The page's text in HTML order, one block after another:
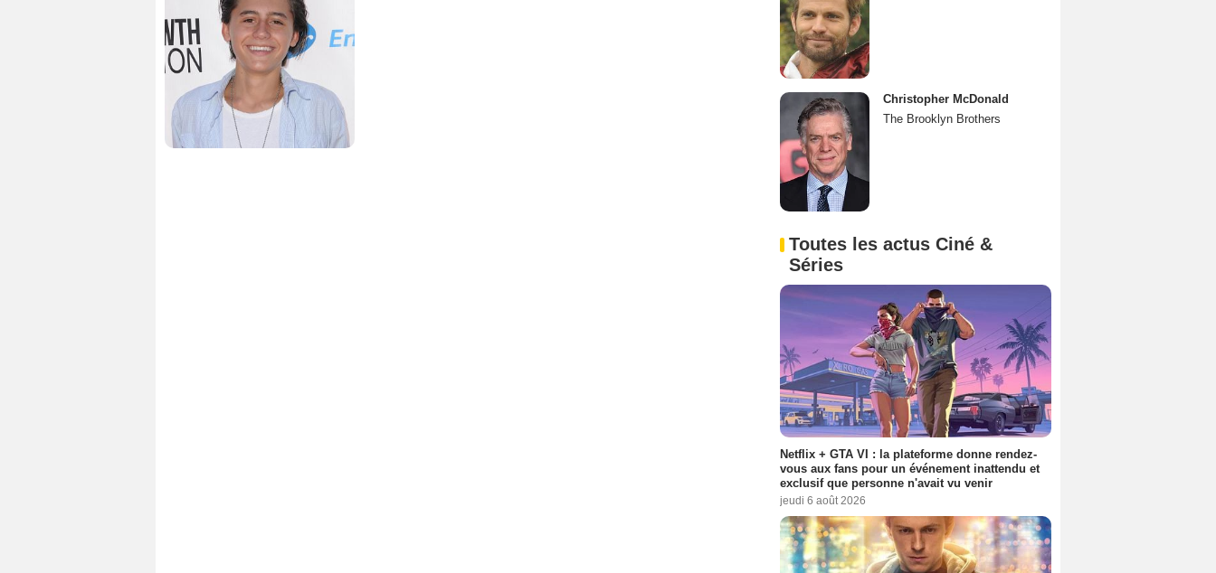
Christopher McDonald
The Brooklyn Brothers
Toutes les actus Ciné &
Séries
Netflix + GTA VI : la plateforme donne rendez-
vous aux fans pour un événement inattendu et
exclusif que personne n'avait vu venir
jeudi 6 août 2026